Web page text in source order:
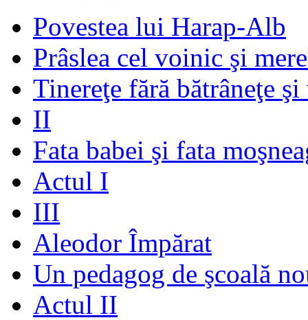
Povestea lui Harap-Alb
Prâslea cel voinic şi
Tinereţe fără bătrâneţe
II
Fata babei şi fata
Actul I
III
Aleodor Împărat
Un pedagog de şcoală
Actul II